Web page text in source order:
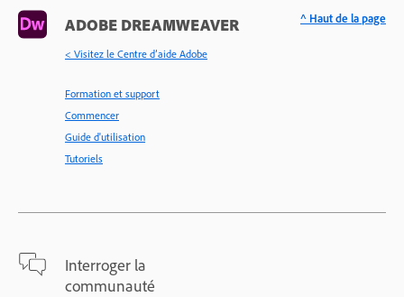
ADOBE DREAMWEAVER
< Visitez le Centre d’aide Adobe
Formation et support
Commencer
Guide d'utilisation
Tutoriels
Interroger la
communauté
^ Haut de la page